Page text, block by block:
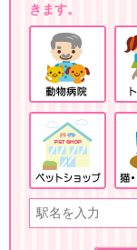
きます。